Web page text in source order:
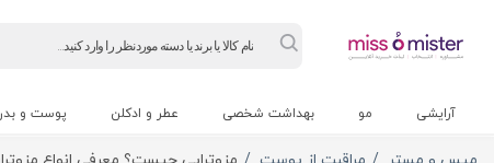
Products
search
آرایشی مو بهداشت شخصی عطر و ادکلن پوست و